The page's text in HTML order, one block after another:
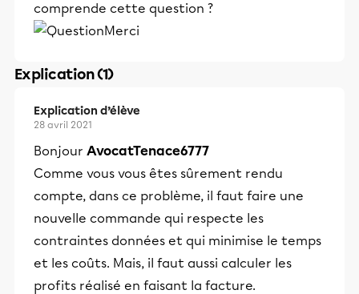
comprende cette question ?
Merci
Explication (1)
Explication d’élève
28 avril 2021
Bonjour AvocatTenace6777
Comme vous vous êtes sûrement rendu
compte, dans ce problème, il faut faire une
nouvelle commande qui respecte les
contraintes données et qui minimise le temps
et les coûts. Mais, il faut aussi calculer les
profits réalisé en faisant la facture.